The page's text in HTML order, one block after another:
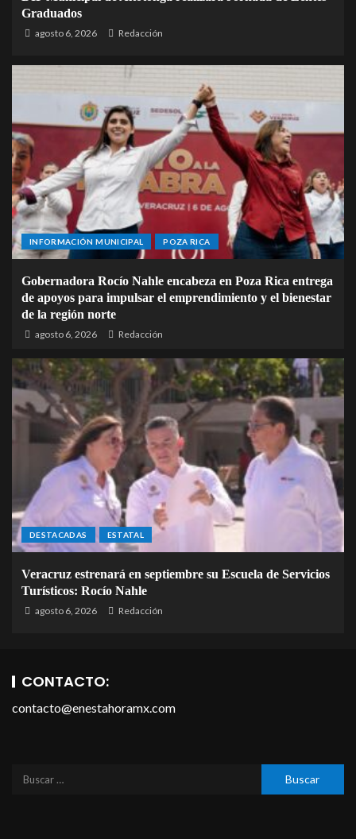
Graduados
agosto 6, 2026 Redacción
INFORMACIÓN MUNICIPAL POZA RICA
Gobernadora Rocío Nahle encabeza en Poza Rica entrega
de apoyos para impulsar el emprendimiento y el bienestar
de la región norte
agosto 6, 2026 Redacción
DESTACADAS ESTATAL
Veracruz estrenará en septiembre su Escuela de Servicios
Turísticos: Rocío Nahle
agosto 6, 2026 Redacción
CONTACTO:
contacto@enestahoramx.com